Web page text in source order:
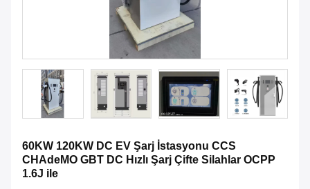
60KW 120KW DC EV Şarj İstasyonu CCS
CHAdeMO GBT DC Hızlı Şarj Çifte Silahlar OCPP
1.6J ile